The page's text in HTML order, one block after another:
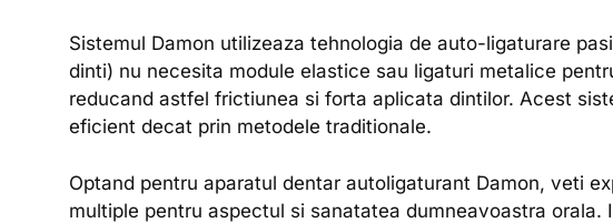
Sistemul Damon utilizeaza tehnologia de auto-ligaturare
dinti) nu necesita module elastice sau ligaturi metalice
reducand astfel frictiunea si forta aplicata dintilor. Acest
eficient decat prin metodele traditionale.
Optand pentru aparatul dentar autoligaturant Damon, veti
multiple pentru aspectul si sanatatea dumneavoastra